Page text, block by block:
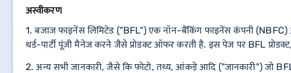
अस्वीकरण
1. बजाज फाइनेंस लिमिटेड ("BFL") एक नॉन-बैंकिंग फाइनेंस कंपनी (NBFC)
थर्ड-पार्टी पूंजी मैनेज करने जैसे प्रोडक्ट ऑफर करती है. इस पेज पर BFL
2. अन्य सभी जानकारी, जैसे कि फोटो, तथ्य, आंकड़े आदि ("जानकारी") जो